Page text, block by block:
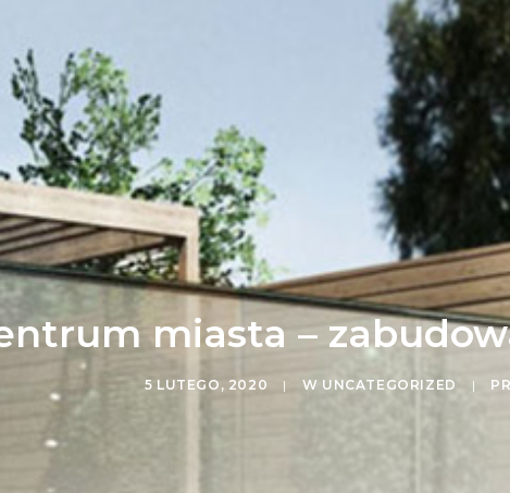
miasta –
5 LUTEGO, 2020 | W UNCATEGORIZED |